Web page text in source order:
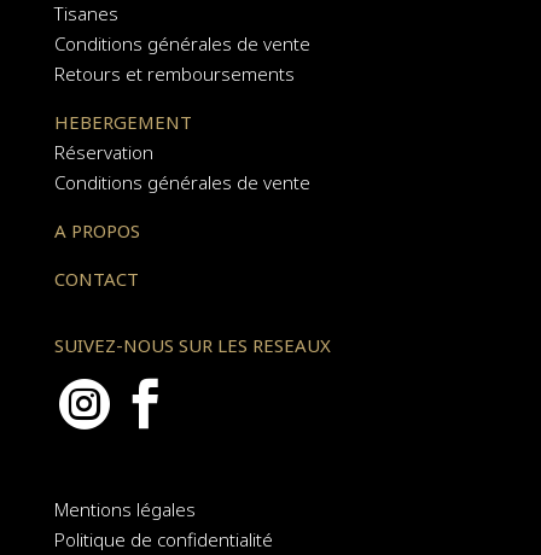
Tisanes
Conditions générales de vente
Retours et remboursements
HEBERGEMENT
Réservation
Conditions générales de vente
A PROPOS
CONTACT
SUIVEZ-NOUS SUR LES RESEAUX
 
Mentions légales
Politique de confidentialité